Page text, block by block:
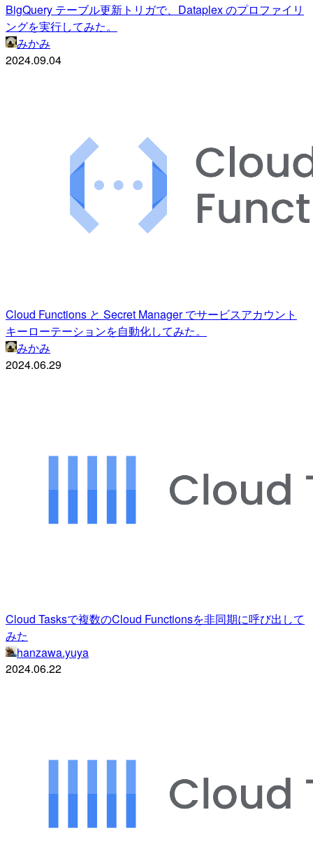
BigQuery テーブル更新トリガで、Dataplex のプロファイリ
ングを実行してみた。
みかみ
2024.09.04
Cloud Functions と Secret Manager でサービスアカウント
キーローテーションを自動化してみた。
みかみ
2024.06.29
Cloud Tasksで複数のCloud Functionsを非同期に呼び出して
みた
hanzawa.yuya
2024.06.22